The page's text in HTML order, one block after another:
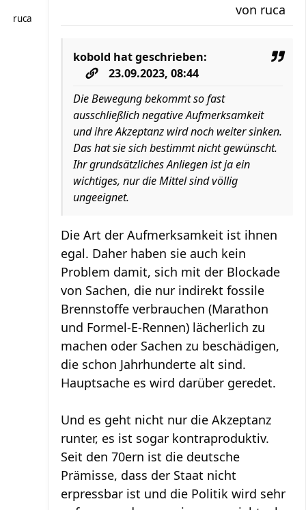
ruca
von ruca
kobold hat geschrieben:
23.09.2023, 08:44
Die Bewegung bekommt so fast
ausschließlich negative Aufmerksamkeit
und ihre Akzeptanz wird noch weiter sinken.
Das hat sie sich bestimmt nicht gewünscht.
Ihr grundsätzliches Anliegen ist ja ein
wichtiges, nur die Mittel sind völlig
ungeeignet.
Die Art der Aufmerksamkeit ist ihnen
egal. Daher haben sie auch kein
Problem damit, sich mit der Blockade
von Sachen, die nur indirekt fossile
Brennstoffe verbrauchen (Marathon
und Formel-E-Rennen) lächerlich zu
machen oder Sachen zu beschädigen,
die schon Jahrhunderte alt sind.
Hauptsache es wird darüber geredet.
Und es geht nicht nur die Akzeptanz
runter, es ist sogar kontraproduktiv.
Seit den 70ern ist die deutsche
Prämisse, dass der Staat nicht
erpressbar ist und die Politik wird sehr